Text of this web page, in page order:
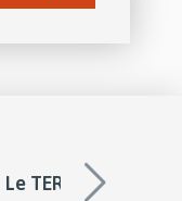
Le TER